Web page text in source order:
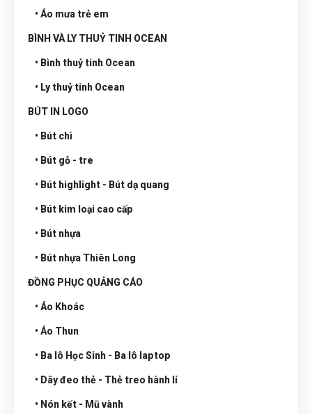
• Áo mưa trẻ em
BÌNH VÀ LY THUỶ TINH OCEAN
• Bình thuỷ tinh Ocean
• Ly thuỷ tinh Ocean
BÚT IN LOGO
• Bút chì
• Bút gỗ - tre
• Bút highlight - Bút dạ quang
• Bút kim loại cao cấp
• Bút nhựa
• Bút nhựa Thiên Long
ĐỒNG PHỤC QUẢNG CÁO
• Áo Khoác
• Áo Thun
• Ba lô Học Sinh - Ba lô laptop
• Dây đeo thẻ - Thẻ treo hành lí
• Nón kết - Mũ vành